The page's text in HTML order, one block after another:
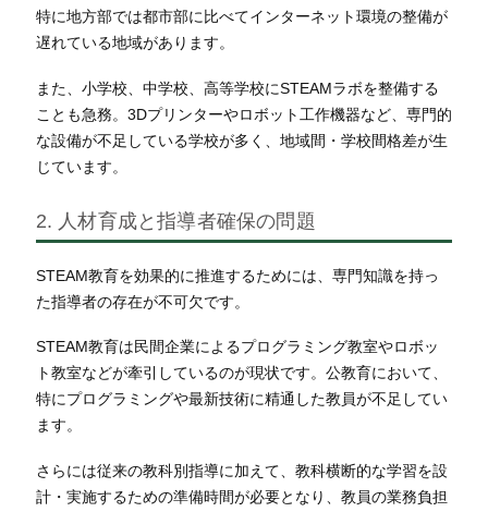
特に地方部では都市部に比べてインターネット環境の整備が
遅れている地域があります。
また、小学校、中学校、高等学校にSTEAMラボを整備する
ことも急務。3Dプリンターやロボット工作機器など、専門的
な設備が不足している学校が多く、地域間・学校間格差が生
じています。
2. 人材育成と指導者確保の問題
STEAM教育を効果的に推進するためには、専門知識を持っ
た指導者の存在が不可欠です。
STEAM教育は民間企業によるプログラミング教室やロボッ
ト教室などが牽引しているのが現状です。公教育において、
特にプログラミングや最新技術に精通した教員が不足してい
ます。
さらには従来の教科別指導に加えて、教科横断的な学習を設
計・実施するための準備時間が必要となり、教員の業務負担